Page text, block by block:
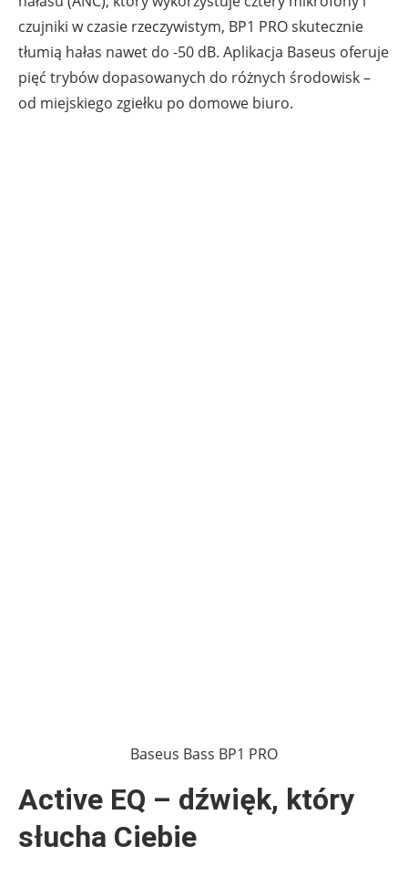
czujniki w czasie rzeczywistym, BP1 PRO skutecznie
tłumią hałas nawet do -50 dB. Aplikacja Baseus oferuje
pięć trybów dopasowanych do różnych środowisk –
od miejskiego zgiełku po domowe biuro.
Baseus Bass BP1 PRO
Active EQ – dźwięk, który
słucha Ciebie